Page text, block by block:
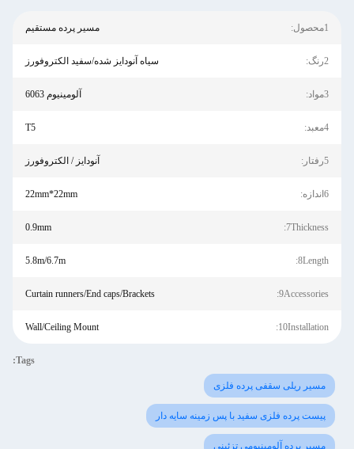
1محصول: مسیر پرده مستقیم
2رنگ: سیاه آنودایز شده/سفید الکتروفورز
3مواد: آلومینیوم 6063
4معبد: T5
5رفتار: آنودایز / الکتروفورز
6اندازه: 22mm*22mm
7Thickness:
0.9mm
8Length:
5.8m/6.7m
9Accessories:
Curtain runners/End caps/Brackets
10Installation:
Wall/Ceiling Mount
Tags:
مسیر ریلی سقفی پرده فلزی
پیست پرده فلزی سفید با پس زمینه سایه دار
مسیر پرده آلومینیومی تزئینی